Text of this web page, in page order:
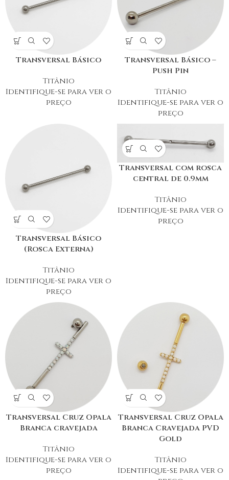
Transversal Básico
Titânio
Identifique-se para ver o
preço
Transversal Básico –
Push Pin
Titânio
Identifique-se para ver o
preço
Transversal Básico
(Rosca Externa)
Titânio
Identifique-se para ver o
preço
Transversal com rosca
central de 0.9mm
Titânio
Identifique-se para ver o
preço
Transversal Cruz Opala
Branca cravejada
Titânio
Identifique-se para ver o
preço
Transversal Cruz Opala
Branca Cravejada PVD
Gold
Titânio
Identifique-se para ver o